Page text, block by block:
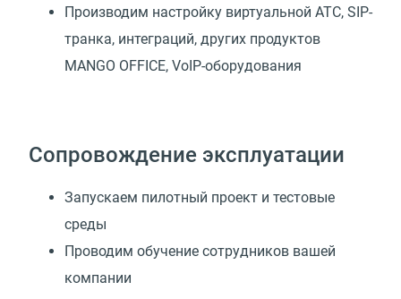
Производим настройку виртуальной АТС, SIP-
транка, интеграций, других продуктов
MANGO OFFICE, VoIP-оборудования
Сопровождение эксплуатации
Запускаем пилотный проект и тестовые
среды
Проводим обучение сотрудников вашей
компании